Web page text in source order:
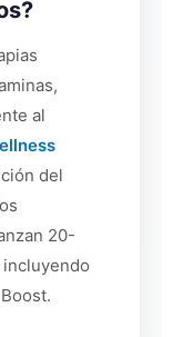
al
del
20-
incluyendo